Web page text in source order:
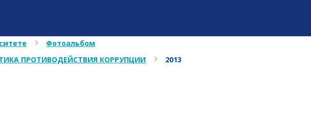
Фотоальбом
ПРОТИВОДЕЙСТВИЯ КОРРУПЦИИ 2013